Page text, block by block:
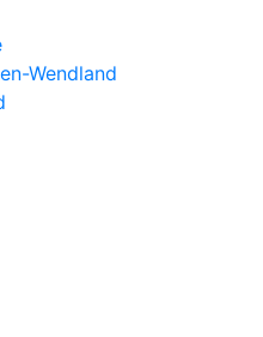
Wendland